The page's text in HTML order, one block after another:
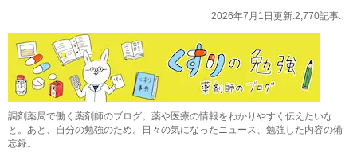
2026年7月1日更新.2,770記事.
調剤薬局で働く薬剤師のブログ。薬や医療の情報をわかりやすく伝えたいな
と。あと、自分の勉強のため。日々の気になったニュース、勉強した内容の備
忘録。